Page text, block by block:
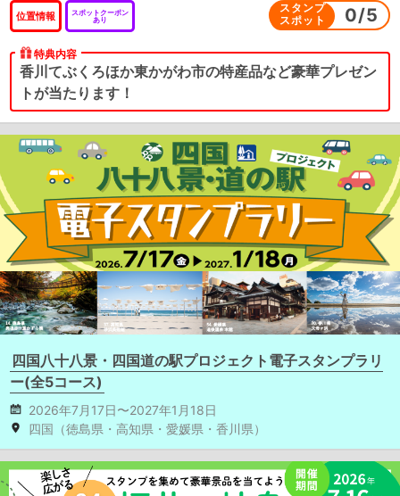
位置情報
スポットクーポン
あり
スタンプ
スポット
0/5
特典内容
香川てぶくろほか東かがわ市の特産品など豪華プレゼン
トが当たります！
四国八十八景・四国道の駅プロジェクト電子スタンプラリ
ー(全5コース)
2026年7月17日〜2027年1月18日
四国（徳島県・高知県・愛媛県・香川県）